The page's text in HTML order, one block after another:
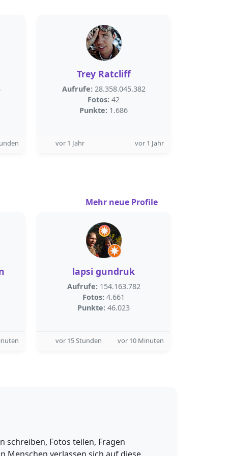
Trey Ratcliff
Aufrufe: 28.358.045.382
Fotos: 42
Punkte: 1.686
vor 1 Jahr vor 1 Jahr
Mehr neue Profile
lapsi gundruk
Aufrufe: 154.163.782
Fotos: 4.661
Punkte: 46.023
vor 15 Stunden vor 10 Minuten
schreiben, Fotos teilen, Fragen